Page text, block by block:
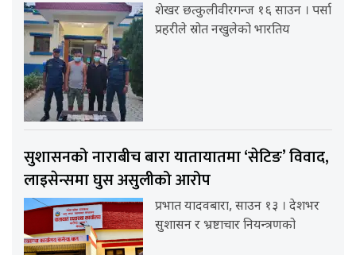
शेखर छत्कुलीवीरगन्ज १६ साउन । पर्सा
प्रहरीले स्रोत नखुलेको भारतिय
सुशासनको नाराबीच बारा यातायातमा ‘सेटिङ’ विवाद,
लाइसेन्समा घुस असुलीको आरोप
प्रभात यादवबारा, साउन १३ । देशभर
सुशासन र भ्रष्टाचार नियन्त्रणको